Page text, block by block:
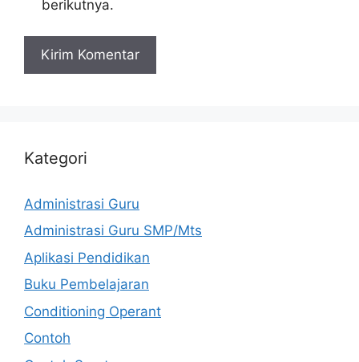
berikutnya.
Kategori
Administrasi Guru
Administrasi Guru SMP/Mts
Aplikasi Pendidikan
Buku Pembelajaran
Conditioning Operant
Contoh